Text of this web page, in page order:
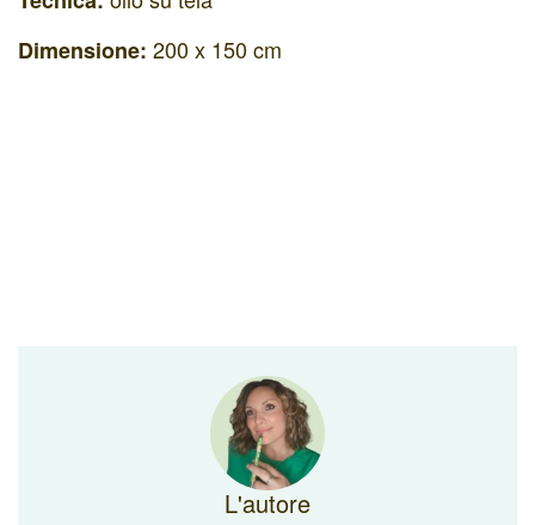
Dimensione: 200 x 150 cm
L'autore